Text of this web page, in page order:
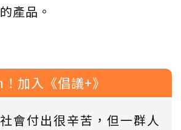
產品。
加入《倡議+》
社會付出很辛苦，但一群人